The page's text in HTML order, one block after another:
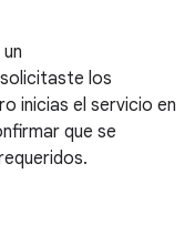
los
inicias el servicio en
que se